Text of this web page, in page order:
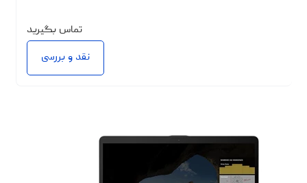
تماس بگیرید
نقد و بررسی